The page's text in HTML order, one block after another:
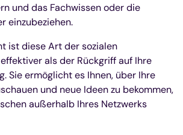
und das Fachwissen oder die
einzubeziehen.
ist diese Art der sozialen
als der Rückgriff auf Ihre
Sie ermöglicht es Ihnen, über Ihre
und neue Ideen zu bekommen,
außerhalb Ihres Netzwerks